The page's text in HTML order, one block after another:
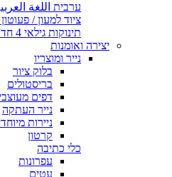
ערבית اللغة
ציוד למעון / פעוטון - גילאי
תינוקות גילאי 4 חד' - שנה
יצירה ואומנות
נייר ומוצריו
בלוק ציור
בריסטולים
דפים
נייר העתקה
ניירות
קרטון
כלי כתיבה
עפרונות
עטים